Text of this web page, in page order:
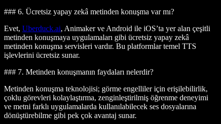
### 6. Ücretsiz yapay zekâ metinden konuşma var mı?
Evet, Uberduck.ai, Animaker ve Android ile iOS’ta yer alan çeşitli
metinden konuşmaya uygulamaları gibi ücretsiz yapay zekâ
metinden konuşma servisleri vardır. Bu platformlar temel TTS
işlevlerini ücretsiz sunar.
### 7. Metinden konuşmanın faydaları nelerdir?
Metinden konuşma teknolojisi; görme engelliler için erişilebilirlik,
çoklu görevleri kolaylaştırma, zenginleştirilmiş öğrenme deneyimi
ve metni farklı uygulamalarda kullanılabilecek ses dosyalarına
dönüştürebilme gibi pek çok avantaj sunar.